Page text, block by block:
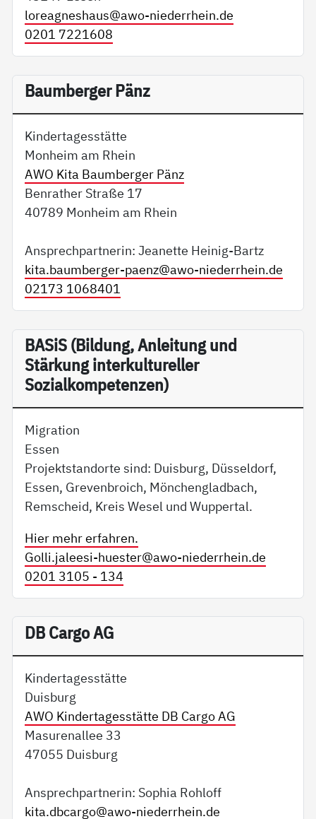
loreagneshaus@awo-niederrhein.de
0201 7221608
Baumberger Pänz
Kindertagesstätte
Monheim am Rhein
AWO Kita Baumberger Pänz
Benrather Straße 17
40789 Monheim am Rhein
Ansprechpartnerin: Jeanette Heinig-Bartz
kita.baumberger-paenz@awo-niederrhein.de
02173 1068401
BA­SiS (Bildung, Anleitung und
Stärkung interkultureller
Sozialkompetenzen)
Migration
Essen
Projektstandorte sind: Duisburg, Düsseldorf,
Essen, Grevenbroich, Mönchengladbach,
Remscheid, Kreis Wesel und Wuppertal.
Hier mehr erfahren.
Golli.jaleesi-huester@awo-niederrhein.de
0201 3105 - 134
DB Cargo AG
Kindertagesstätte
Duisburg
AWO Kindertagesstätte DB Cargo AG
Masurenallee 33
47055 Duisburg
Ansprechpartnerin: Sophia Rohloff
kita.dbcargo@awo-niederrhein.de